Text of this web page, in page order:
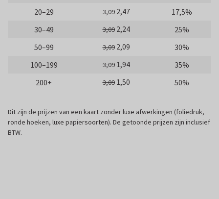
20–29
3,09 2,47
17,5%
30–49
3,09 2,24
25%
50–99
3,09 2,09
30%
100–199
3,09 1,94
35%
200+
3,09 1,50 50%
Dit zijn de prijzen van een kaart zonder luxe afwerkingen (foliedruk,
ronde hoeken, luxe papiersoorten). De getoonde prijzen zijn inclusief
BTW.